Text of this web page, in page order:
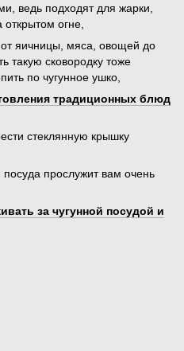
ведь подходят для жарки,
огне,
яичницы, мяса, овощей до
такую сковородку тоже
по чугунное ушко,
традиционных блюд
стеклянную крышку
прослужит вам очень
за чугунной посудой и